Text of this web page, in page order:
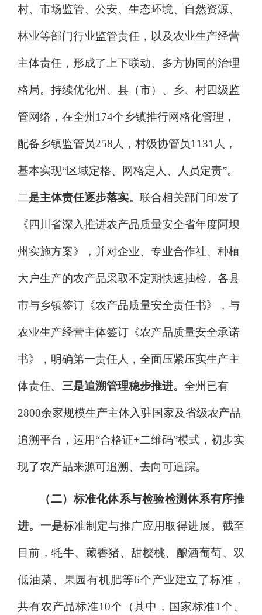
村、市场监管、公安、生态环境、自然资源、
林业等部门行业监管责任，以及农业生产经营
主体责任，形成了上下联动、多方协同的治理
格局。持续优化州 、县 （市） 、乡、村四级监
管网络， 在全州 174个乡镇推行网格化管理，
配备乡镇监管员258 人，村级协管员1131 人 ，
基本实现“区域定格、网格定人、人员定责”。
二是主体责任逐步落实。 联合相关部门印发了
《四川省深入推进农产品质量安全省年度阿坝
州实施方案》，并对企业、专业合作社、种植
大户生产的农产品采取不定期快速抽检。各县
市与乡镇签订《农产品质量安全责任书》，与
农业生产经营主体签订《农产品质量安全承诺
书》，明确第一责任人，全面压紧压实生产主
体责任。 三是追溯管理稳步推进。 全州 已有
2800余家规模生产主体入驻国家及省级农产品
追溯平台，运用“合格证+二维码”模式，初步实
现了农产品来源可追溯、去向可追踪。
（二）标准化体系与检验检测体系有序推
进。 一是标准制定与推广应用取得进展。截至
目前，牦牛、藏香猪、甜樱桃、酿酒葡萄、双
低油菜、果园有机肥等6个产业建立了标准，
共有农产品标准10个（其中，国家标准1个、